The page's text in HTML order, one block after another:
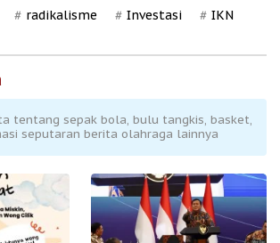
radikalisme Investasi IKN
tentang sepak bola, bulu tangkis, basket,
seputaran berita olahraga lainnya